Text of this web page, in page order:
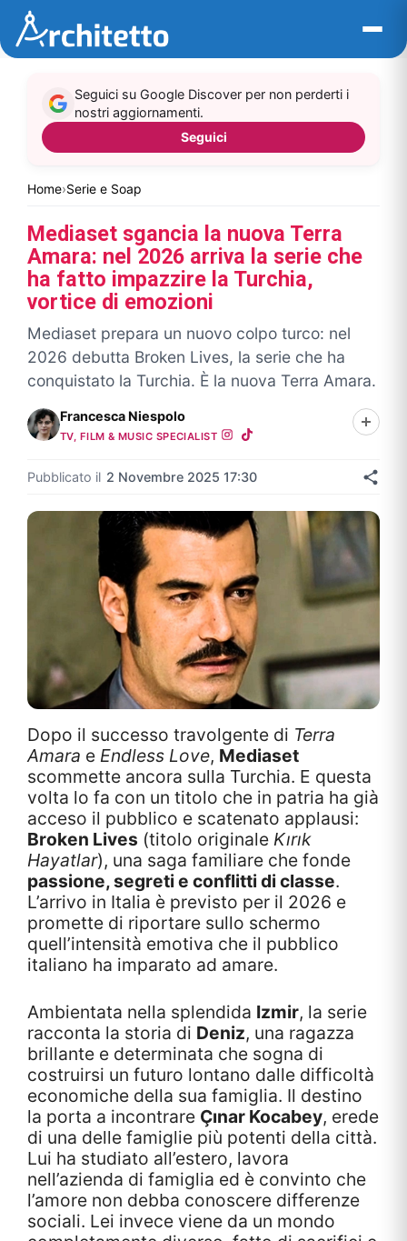
contenuto
Home›Serie e Soap
Seguici su Google Discover per non perderti i
nostri aggiornamenti.
Seguici
Mediaset sgancia la nuova Terra
Amara: nel 2026 arriva la serie che
ha fatto impazzire la Turchia,
vortice di emozioni
Mediaset prepara un nuovo colpo turco: nel
2026 debutta Broken Lives, la serie che ha
conquistato la Turchia. È la nuova Terra Amara.
Francesca Niespolo
TV, FILM & MUSIC SPECIALIST
Pubblicato il 2 Novembre 2025 17:30
Dopo il successo travolgente di Terra
Amara e Endless Love, Mediaset
scommette ancora sulla Turchia. E questa
volta lo fa con un titolo che in patria ha già
acceso il pubblico e scatenato applausi:
Broken Lives (titolo originale Kırık
Hayatlar), una saga familiare che fonde
passione, segreti e conflitti di classe.
L’arrivo in Italia è previsto per il 2026 e
promette di riportare sullo schermo
quell’intensità emotiva che il pubblico
italiano ha imparato ad amare.
Ambientata nella splendida Izmir, la serie
racconta la storia di Deniz, una ragazza
brillante e determinata che sogna di
costruirsi un futuro lontano dalle difficoltà
economiche della sua famiglia. Il destino
la porta a incontrare Çınar Kocabey, erede
di una delle famiglie più potenti della città.
Lui ha studiato all’estero, lavora
nell’azienda di famiglia ed è convinto che
l’amore non debba conoscere differenze
sociali. Lei invece viene da un mondo